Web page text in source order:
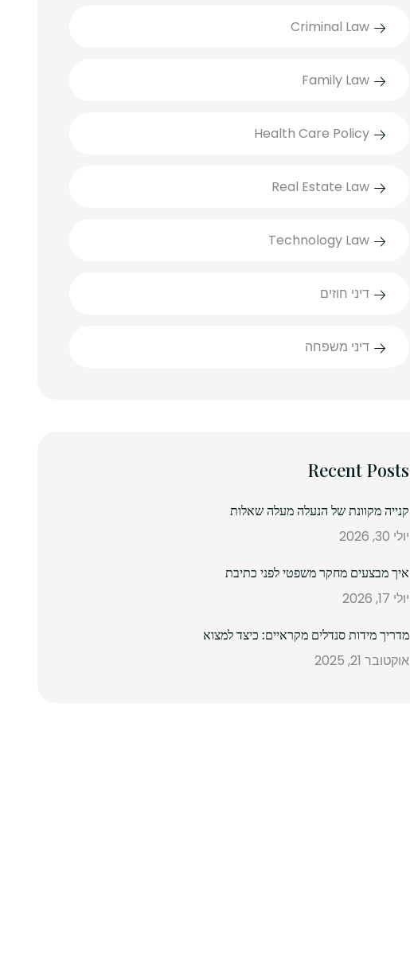
Criminal Law
Family Law
Health Care Policy
Real Estate Law
Technology Law
דיני חוזים
דיני משפחה
Recent Posts
קנייה מקוונת של הנעלה מעלה שאלות
יולי 30, 2026
איך מבצעים מחקר משפטי לפני כתיבת
יולי 17, 2026
מדריך מידות סנדלים מקראיים: כיצד למצוא
אוקטובר 21, 2025